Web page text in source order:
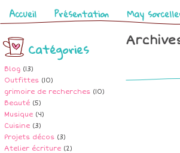
Pages
Accueil Présentation May
Catégories
Blog (13)
Outfittes (10)
grimoire de recherches (10)
Beauté (5)
Musique (4)
Cuisine (3)
Projets décos (3)
Atelier écriture (2)